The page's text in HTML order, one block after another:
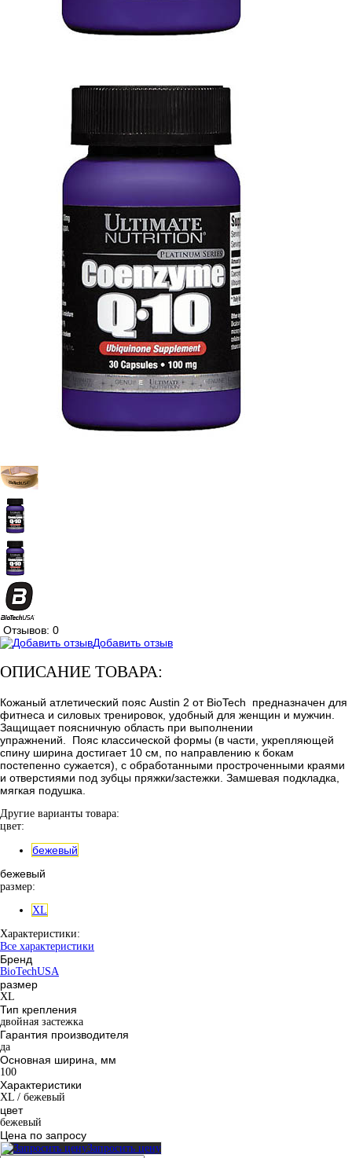
Отзывов: 0
Добавить отзыв
ОПИСАНИЕ ТОВАРА:
Кожаный атлетический пояс Austin 2 от BioTech предназначен для
фитнеса и силовых тренировок, удобный для женщин и мужчин.
Защищает поясничную область при выполнении
упражнений. Пояс классической формы (в части, укрепляющей
спину ширина достигает 10 см, по направлению к бокам
постепенно сужается), с обработанными простроченными краями
и отверстиями под зубцы пряжки/застежки. Замшевая подкладка,
мягкая подушка.
Другие варианты товара:
цвет:
бежевый
бежевый
размер:
XL
Характеристики:
Все характеристики
Бренд
BioTechUSA
размер
XL
Тип крепления
двойная застежка
Гарантия производителя
да
Основная ширина, мм
100
Характеристики
XL / бежевый
цвет
бежевый
Цена по запросу
Запросить цену